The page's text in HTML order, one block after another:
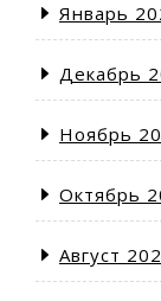
Январь
Декабрь
Ноябрь
Октябрь
Август